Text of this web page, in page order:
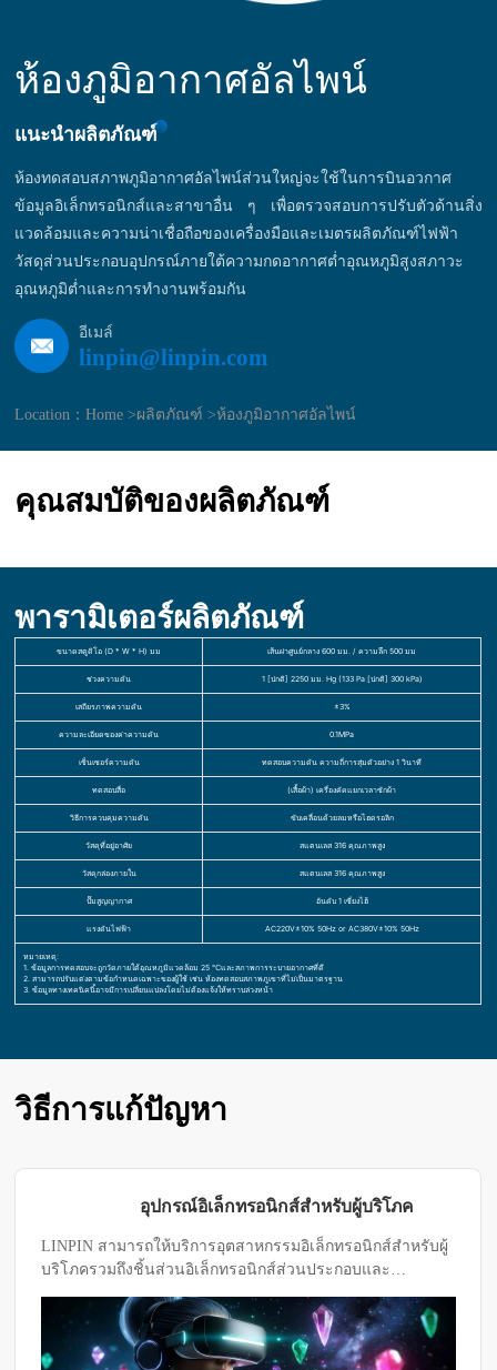
ห้องภูมิอากาศอัลไพน์
แนะนำผลิตภัณฑ์
ห้องทดสอบสภาพภูมิอากาศอัลไพน์ส่วนใหญ่จะใช้ในการบินอวกาศ
ข้อมูลอิเล็กทรอนิกส์และสาขาอื่น ๆ เพื่อตรวจสอบการปรับตัวด้านสิ่ง
แวดล้อมและความน่าเชื่อถือของเครื่องมือและเมตรผลิตภัณฑ์ไฟฟ้า
วัสดุส่วนประกอบอุปกรณ์ภายใต้ความกดอากาศต่ำอุณหภูมิสูงสภาวะ
อุณหภูมิต่ำและการทำงานพร้อมกัน
อีเมล์
linpin@linpin.com
Location：Home >ผลิตภัณฑ์ >ห้องภูมิอากาศอัลไพน์
คุณสมบัติของผลิตภัณฑ์
พารามิเตอร์ผลิตภัณฑ์
ขนาดสตูดิโอ (D * W * H) มม เส้นผ่าศูนย์กลาง 600 มม. / ความลึก 500 มม
ช่วงความดัน 1 [ปกติ] 2250 มม. Hg (133 Pa [ปกติ] 300 kPa)
เสถียรภาพความดัน ±3%
ความละเอียดของค่าความดัน 0.1MPa
เซ็นเซอร์ความดัน ทดสอบความดัน ความถี่การสุ่มตัวอย่าง 1 วินาที
ทดสอบสื่อ (เสื้อผ้า) เครื่องคัดแยกเวลาซักผ้า
วิธีการควบคุมความดัน ขับเคลื่อนด้วยลมหรือไฮดรอลิก
วัสดุที่อยู่อาศัย สแตนเลส 316 คุณภาพสูง
วัสดุกล่องภายใน สแตนเลส 316 คุณภาพสูง
ปั๊มสูญญากาศ อันดับ 1 เซี่ยงไฮ้
แรงดันไฟฟ้า AC220V±10% 50Hz or AC380V±10% 50Hz
หมายเหตุ:
1. ข้อมูลการทดสอบจะถูกวัดภายใต้อุณหภูมิแวดล้อม 25 ℃และสภาพการระบายอากาศที่ดี
2. สามารถปรับแต่งตามข้อกำหนดเฉพาะของผู้ใช้ เช่น ห้องทดสอบสภาพภูเขาที่ไม่เป็นมาตรฐาน
3. ข้อมูลทางเทคนิคนี้อาจมีการเปลี่ยนแปลงโดยไม่ต้องแจ้งให้ทราบล่วงหน้า
วิธีการแก้ปัญหา
อุปกรณ์อิเล็กทรอนิกส์สำหรับผู้บริโภค
LINPIN สามารถให้บริการอุตสาหกรรมอิเล็กทรอนิกส์สำหรับผู้
บริโภครวมถึงชิ้นส่วนอิเล็กทรอนิกส์ส่วนประกอบและ
คอมพิวเตอร์อุปกรณ์สวมใส่ต่างๆและโซลูชันการทดสอบ
ผลิตภัณฑ์ในอุตสาหกรรมที่เกี่ยวข้องอื่น ๆ